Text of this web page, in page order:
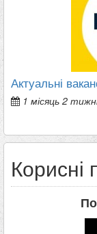
Актуальні
1 місяць 2
Корисні